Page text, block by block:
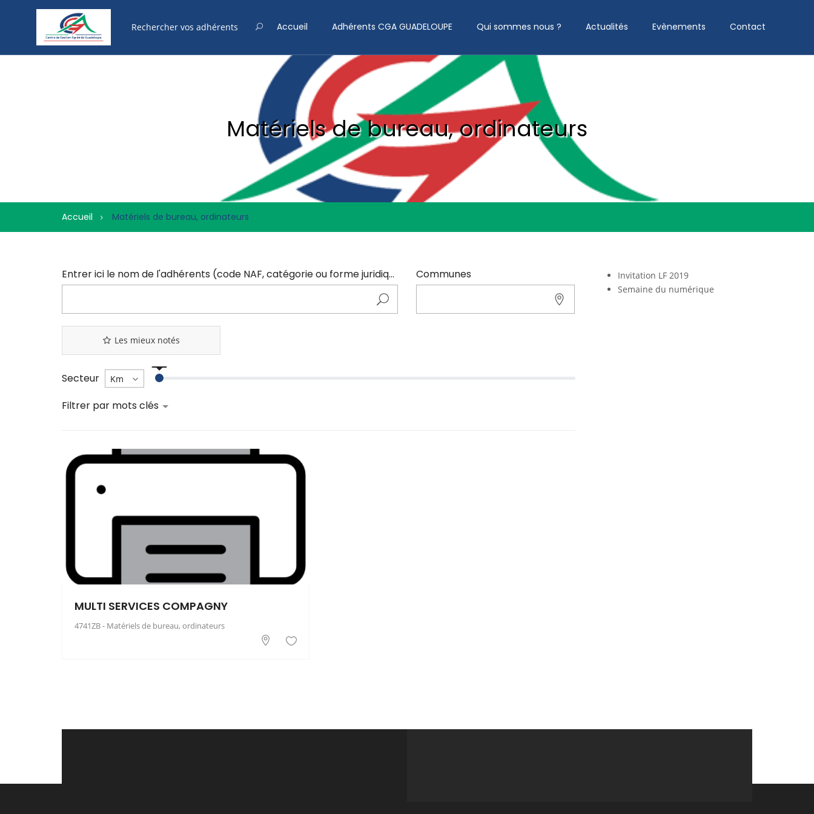
Accueil Adhérents CGA GUADELOUPE Qui sommes nous ? Actualités Evènements Contact
Matériels de bureau, ordinateurs
Accueil Matériels de bureau, ordinateurs
Entrer ici le nom de l'adhérents (code NAF, catégorie ou forme juridique) Communes
Les mieux notés
Secteur
Filtrer par mots clés
MULTI SERVICES COMPAGNY
4741ZB - Matériels de bureau, ordinateurs
Invitation LF 2019
Semaine du numérique